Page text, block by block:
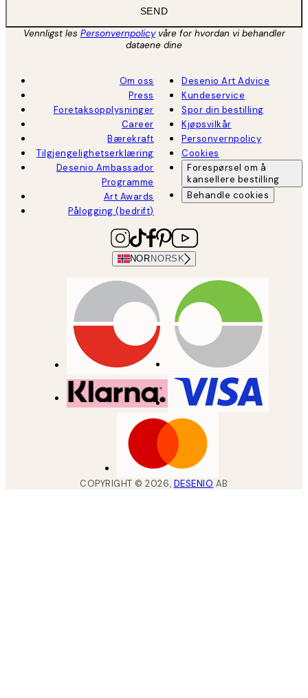
SEND
Vennligst les Personvernpolicyvåre for hvordan vi behandler
dataene dine
Om oss
Press
Foretaksopplysninger
Career
Bærekraft
Tilgjengelighetserklæring
Desenio Ambassador
Programme
Art Awards
Pålogging (bedrift)
Desenio Art Advice
Kundeservice
Spor din bestilling
Kjøpsvilkår
Personvernpolicy
Cookies
Forespørsel om å
kansellere bestilling
Behandle cookies
NOR NORSK
COPYRIGHT ©2026, DESENIO AB